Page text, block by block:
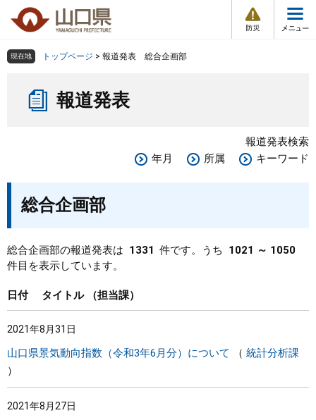
の
ー
メ
組織で探す
Other Languages
くらし・環境
教育・文化・スポーツ
しごと・産業・観光
現在地 トップページ > 報道発表 総合企画部
報道発表
報道発表検索
年月
所属 キーワード
総合企画部
総合企画部の報道発表は 1331 件です。うち
1021 ～ 1050
件目を表示しています。
日付 タイトル 担当課
2021年8月31日
山口県景気動向指数（令和3年6月分）について 統計分析課
2021年8月27日